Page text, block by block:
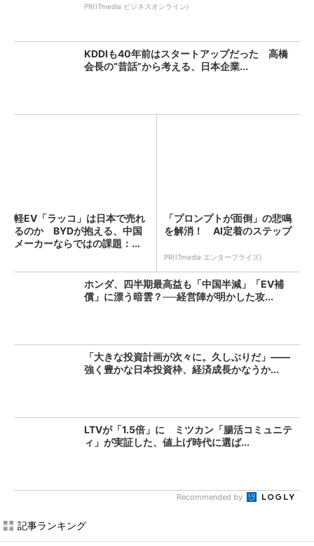
PR(ITmedia ビジネスオンライン)
KDDIも40年前はスタートアップだった 高橋
会長の“昔話”から考える、日本企業...
軽EV「ラッコ」は日本で売れ
るのか BYDが抱える、中国
メーカーならではの課題：...
「プロンプトが面倒」の悲鳴
を解消！ AI定着のステップ
PR(ITmedia エンタープライズ)
ホンダ、四半期最高益も「中国半減」「EV補
償」に漂う暗雲？──経営陣が明かした攻...
「大きな投資計画が次々に。久しぶりだ」――
強く豊かな日本投資枠、経済成長かなうか...
LTVが「1.5倍」に ミツカン「腸活コミュニテ
ィ」が実証した、値上げ時代に選ば...
Recommended by
記事ランキング